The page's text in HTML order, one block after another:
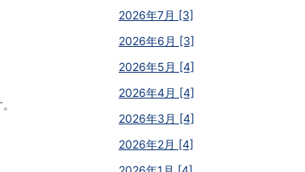
2026年7月 [3]
2026年6月 [3]
2026年5月 [4]
2026年4月 [4]
2026年3月 [4]
2026年2月 [4]